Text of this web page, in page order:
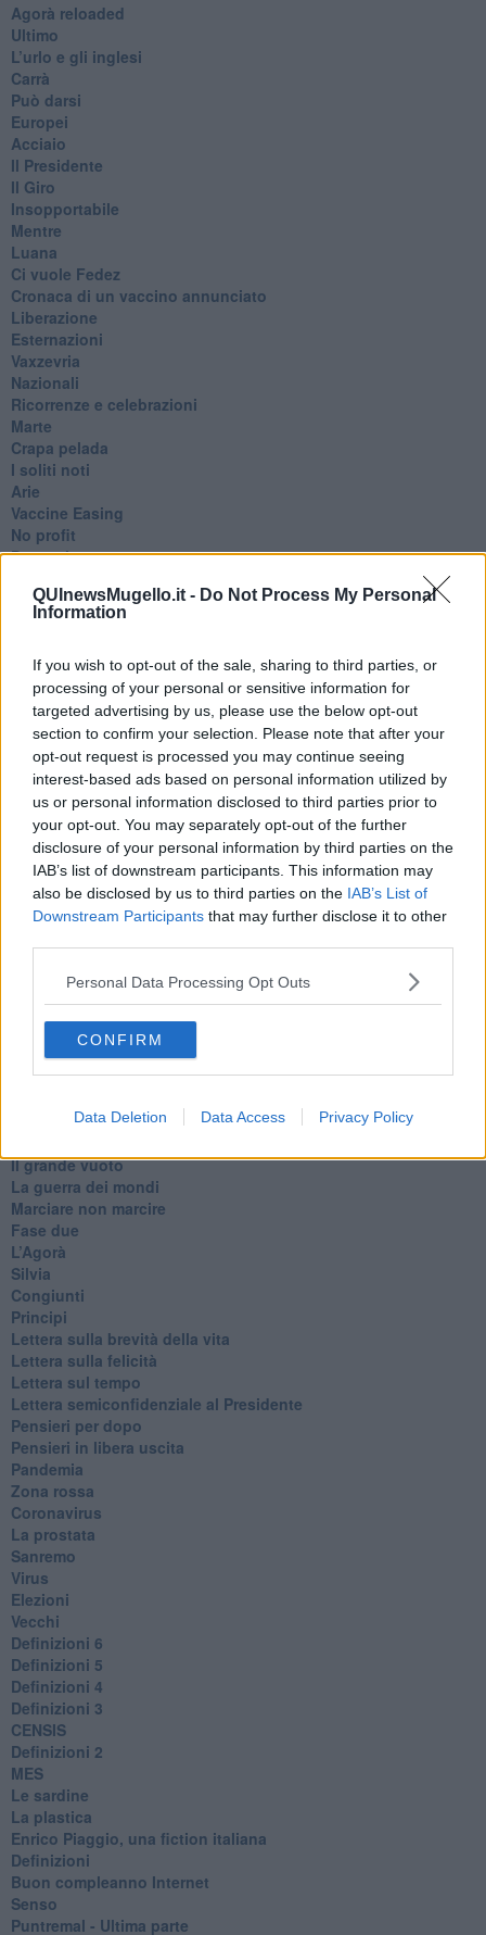
QUInewsMugello.it - Do Not Process My Personal
Information
If you wish to opt-out of the sale, sharing to third parties, or
processing of your personal or sensitive information for
targeted advertising by us, please use the below opt-out
section to confirm your selection. Please note that after your
opt-out request is processed you may continue seeing
interest-based ads based on personal information utilized by
us or personal information disclosed to third parties prior to
your opt-out. You may separately opt-out of the further
disclosure of your personal information by third parties on the
IAB’s list of downstream participants. This information may
also be disclosed by us to third parties on the IAB’s List of
Downstream Participants that may further disclose it to other
Personal Data Processing Opt Outs
CONFIRM
Data Deletion Data Access Privacy Policy
​Agorà reloaded
Ultimo
​L’urlo e gli inglesi
Carrà
Può darsi
Europei
Acciaio
Il Presidente
​Il Giro
Insopportabile
​Mentre
Luana
​Ci vuole Fedez
​Cronaca di un vaccino annunciato
​Liberazione
Esternazioni
Vaxzevria
Nazionali
​Ricorrenze e celebrazioni
Marte
​Crapa pelada
​I soliti noti
Arie
​Vaccine Easing
No profit
Dragonheart
​Con-te
Coincidenze e crisi
​L’anno del vaccino
Giulio Regeni
​Il rosario
Paolo Rossi
Maradona
Cronaca
​Ancora Covid
In memoria
​Ancora Francesco
Rieccoci
Tenet
Francesco
Suarez
Non lo so
Valdera
Commissari
​Il grande vuoto
​La guerra dei mondi
Marciare non marcire
Fase due
L’Agorà
Silvia
Congiunti
Principi
​Lettera sulla brevità della vita
​Lettera sulla felicità
​Lettera sul tempo
Lettera semiconfidenziale al Presidente
Pensieri per dopo
​Pensieri in libera uscita
Pandemia
Zona rossa
Coronavirus
La prostata
Sanremo
Virus
Elezioni
Vecchi
Definizioni 6
Definizioni 5
Definizioni 4
Definizioni 3
CENSIS
​Definizioni 2
MES
Le sardine
La plastica
​Enrico Piaggio, una fiction italiana
Definizioni
​Buon compleanno Internet
Senso
Puntremal - Ultima parte